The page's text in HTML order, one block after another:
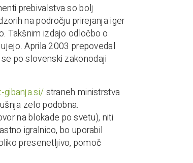
prebivalstva so bolj
na področju prirejanja iger
Takšnim izdajo odločbo o
Aprila 2003 prepovedal
po slovenski zakonodaji
gibanja.si/ straneh ministrstva
zelo podobna.
na blokade po svetu), niti
igralnico, bo uporabil
presenetljivo, pomoč